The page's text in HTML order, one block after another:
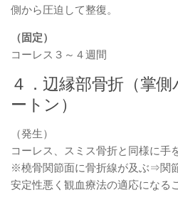
側から圧迫して整復。
（固定）
コーレス３～４週間
４．辺縁部骨折（掌
ートン）
（発生）
コーレス、スミス骨折と同様に手
※橈骨関節面に骨折線が及ぶ⇒関
安定性悪く観血療法の適応になる